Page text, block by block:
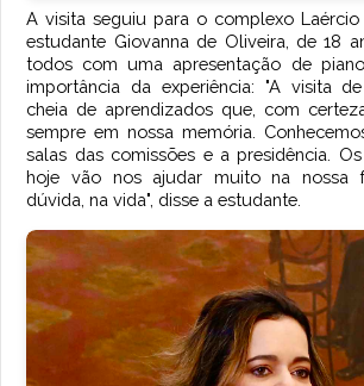
A visita seguiu para o complexo
estudante Giovanna de Oliveira, de 18
todos com uma apresentação de
importância da experiência: "A visita
cheia de aprendizados que, com
sempre em nossa memória.
salas das comissões e a presidência.
hoje vão nos ajudar muito na nossa
dúvida, na vida", disse a estudante.